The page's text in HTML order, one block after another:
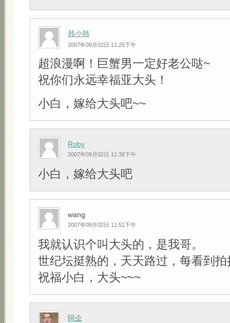
韩小韩
2007年09月02日 11:25下午
超浪漫啊！巨蟹男一定好老公哒~
祝你们永远幸福亚大头！
小白，嫁给大头吧~~
Roby
2007年09月02日 11:38下午
小白，嫁给大头吧
wang
2007年09月02日 11:51下午
我就认识个叫大头的，是我哥。
世纪坛挺熟的，天天路过，每看到
祝福小白，大头~~~
阿企